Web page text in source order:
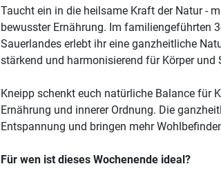
Taucht ein in die heilsame Kraft der Natur -
bewusster Ernährung. Im familiengeführten
Sauerlandes erlebt ihr eine ganzheitliche
stärkend und harmonisierend für Körper und
Kneipp schenkt euch natürliche Balance für
Ernährung und innerer Ordnung. Die
Entspannung und bringen mehr
Für wen ist dieses Wochenende ideal?